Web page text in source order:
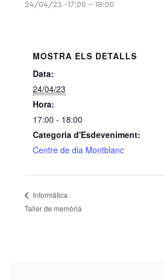
24/04/23 -17:00 -18:00
MOSTRA ELS DETALLS
Data:
24/04/23
Hora:
17:00 - 18:00
Categoria d'Esdeveniment:
Centre de dia Montblanc
Informàtica
Taller de memòria